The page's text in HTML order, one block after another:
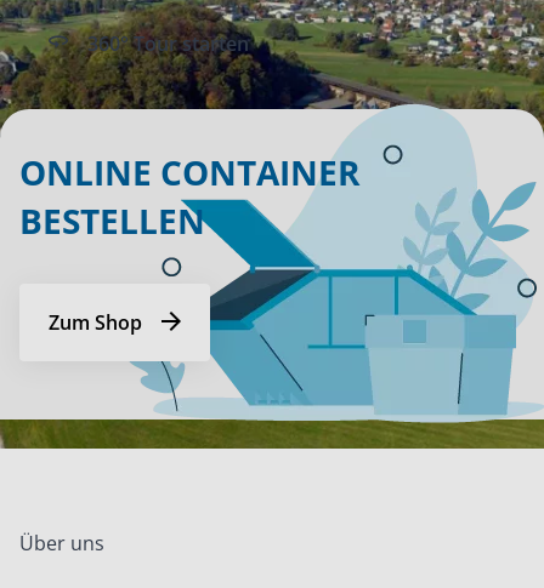
360° Tour starten
ONLINE CONTAINER
BESTELLEN
Zum Shop
Über uns